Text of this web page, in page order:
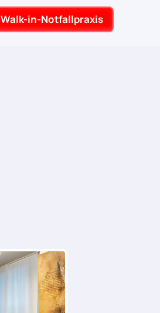
Walk-in-Notfallpraxis